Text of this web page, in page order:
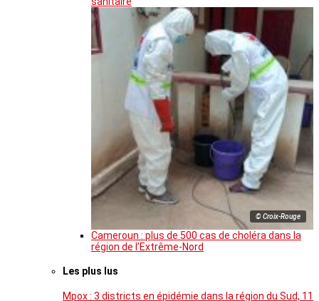
© Croix-Rouge
Cameroun : plus de 500 cas de choléra dans la
région de l’Extrême-Nord
Les plus lus
Mpox : 3 districts en épidémie dans la région du Sud, 11